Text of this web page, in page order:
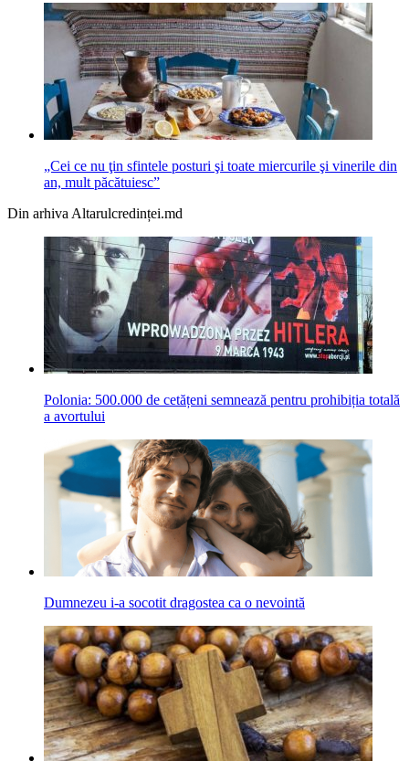
„Cei ce nu ţin sfintele posturi şi toate miercurile şi vinerile din
an, mult păcătuiesc”
Din arhiva Altarulcredinței.md
Polonia: 500.000 de cetățeni semnează pentru prohibiția totală
a avortului
Dumnezeu i-a socotit dragostea ca o nevointă